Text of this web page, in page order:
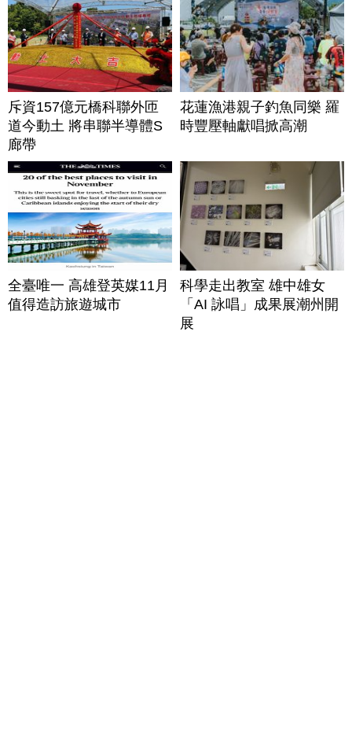
斥資157億元橋科聯外匝
道今動土 將串聯半導體S
廊帶
花蓮漁港親子釣魚同樂 羅
時豐壓軸獻唱掀高潮
全臺唯一 高雄登英媒11月
值得造訪旅遊城市
科學走出教室 雄中雄女
「AI 詠唱」成果展潮州開
展